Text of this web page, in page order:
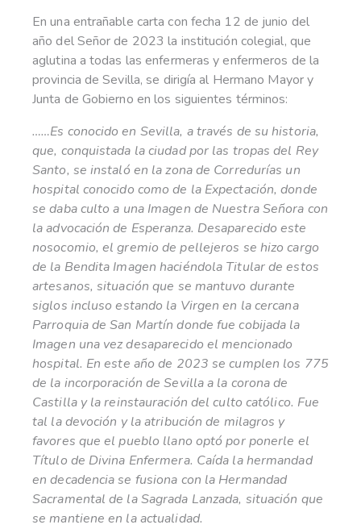
En una entrañable carta con fecha 12 de junio del
año del Señor de 2023 la institución colegial, que
aglutina a todas las enfermeras y enfermeros de la
provincia de Sevilla, se dirigía al Hermano Mayor y
Junta de Gobierno en los siguientes términos:
……Es conocido en Sevilla, a través de su historia,
que, conquistada la ciudad por las tropas del Rey
Santo, se instaló en la zona de Corredurías un
hospital conocido como de la Expectación, donde
se daba culto a una Imagen de Nuestra Señora con
la advocación de Esperanza. Desaparecido este
nosocomio, el gremio de pellejeros se hizo cargo
de la Bendita Imagen haciéndola Titular de estos
artesanos, situación que se mantuvo durante
siglos incluso estando la Virgen en la cercana
Parroquia de San Martín donde fue cobijada la
Imagen una vez desaparecido el mencionado
hospital. En este año de 2023 se cumplen los 775
de la incorporación de Sevilla a la corona de
Castilla y la reinstauración del culto católico. Fue
tal la devoción y la atribución de milagros y
favores que el pueblo llano optó por ponerle el
Título de Divina Enfermera. Caída la hermandad
en decadencia se fusiona con la Hermandad
Sacramental de la Sagrada Lanzada, situación que
se mantiene en la actualidad.